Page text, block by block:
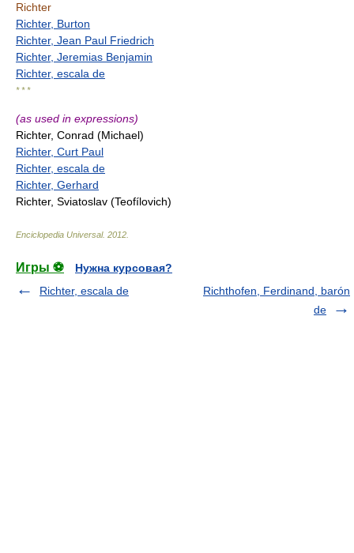
Richter
Richter, Burton
Richter, Jean Paul Friedrich
Richter, Jeremias Benjamin
Richter, escala de
* * *
(as used in expressions)
Richter, Conrad (Michael)
Richter, Curt Paul
Richter, escala de
Richter, Gerhard
Richter, Sviatoslav (Teofílovich)
Enciclopedia Universal. 2012
Игры ⚽
Нужна курсовая?
Richter, escala de
Richthofen, Ferdinand, barón
de